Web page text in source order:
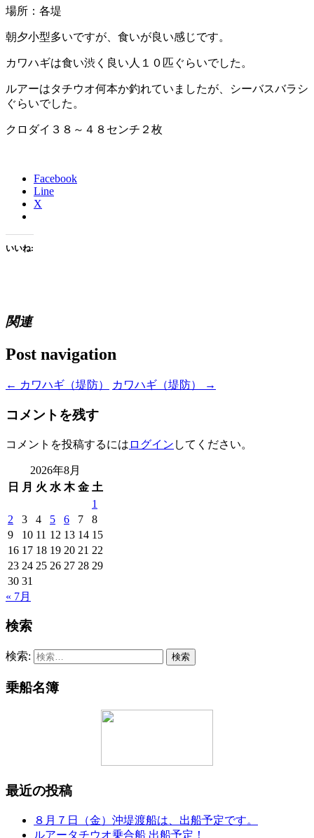
場所：各堤
朝夕小型多いですが、食いが良い感じです。
カワハギは食い渋く良い人１０匹ぐらいでした。
ルアーはタチウオ何本か釣れていましたが、シーバスバラシ
ぐらいでした。
クロダイ３８～４８センチ２枚
Facebook
Line
X
いいね:
関連
Post navigation
← カワハギ（堤防） カワハギ（堤防） →
コメントを残す
コメントを投稿するには ログイン してください。
2026年8月
日
月 火 水 木 金 土
1
2
3 4 5 6 7
8
9
10 11 12 13 14 15
16 17 18 19 20 21 22
23 24 25 26 27 28 29
30 31
« 7月
検索
検索:
乗船名簿
最近の投稿
８月７日（金）沖堤渡船は、出船予定です。
ルアータチウオ乗合船 出船予定！